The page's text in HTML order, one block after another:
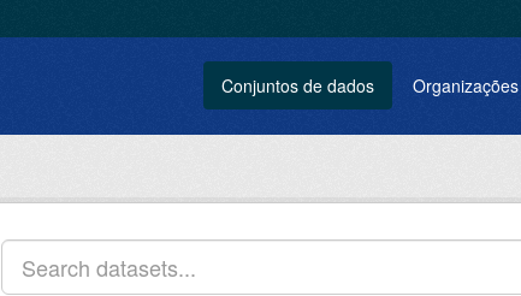
Conjuntos de dados Organizações